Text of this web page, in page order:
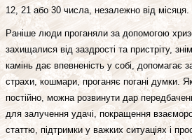
12, 21 або 30 числа, незалежно від місяця.
Раніше люди проганяли за допомогою
захищалися від заздрості та пристріту,
камінь дає впевненість у собі, допомагає
страхи, кошмари, проганяє погані думки.
постійно, можна розвинути дар
для залучення удачі, покращення
статтю, підтримки у важких ситуаціях і